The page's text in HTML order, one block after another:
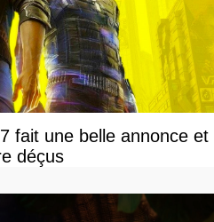
fait une belle annonce et
déçus